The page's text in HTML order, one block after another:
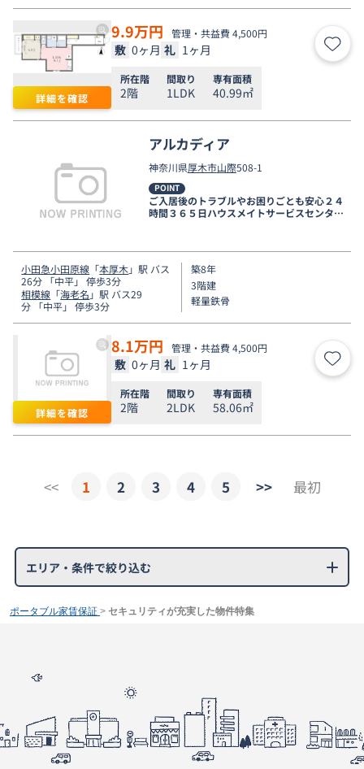
詳細を確認
9.9万円 管理・共益費 4,500円
敷 0ヶ月 礼 1ヶ月 お気
所在階
2階
間取り
1LDK
専有面積
40.99㎡
アルカディア
神奈川県厚木市山際508-1
POINT
ご入居後のトラブルやお困りごとも安心２４
時間３６５日ハウスメイトサービスセンター
小田急小田原線 「本厚木」駅 バス
26分 「中平」 停歩3分
相模線 「海老名 」駅 バス29
分 「中平」 停歩3分
築8年
3階建
軽量鉄骨
詳細を確認
8.1万円 管理・共益費 4,500円
敷 0ヶ月 礼 1ヶ月 お気
所在階
2階
間取り
2LDK
専有面積
58.06㎡
<< 1 2 3 4 5 >> 最初
エリア・条件で絞り込む
ポータブル家賃保証 > セキュリティが充実した物件特集